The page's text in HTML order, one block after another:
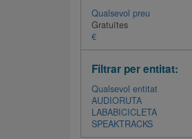
Qualsevol preu
Gratuïtes
€
Filtrar per entitat:
Qualsevol entitat
AUDIORUTA
LABABICICLETA
SPEAKTRACKS